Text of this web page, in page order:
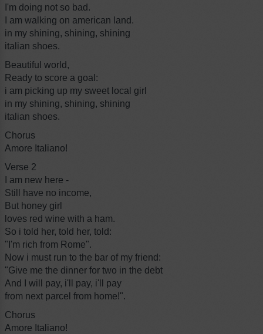
I'm doing not so bad.
I am walking on american land.
in my shining, shining, shining
italian shoes.
Beautiful world,
Ready to score a goal:
i am picking up my sweet local girl
in my shining, shining, shining
italian shoes.
Chorus
Amore Italiano!
Verse 2
I am new here -
Still have no income,
But honey girl
loves red wine with a ham.
So i told her, told her, told:
"I'm rich from Rome".
Now i must run to the bar of my friend:
"Give me the dinner for two in the debt
And I will pay, i'll pay, i'll pay
from next parcel from home!".
Chorus
Amore Italiano!